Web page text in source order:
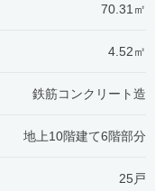
70.31㎡
4.52㎡
鉄筋コンクリート造
地上10階建て6階部分
25戸